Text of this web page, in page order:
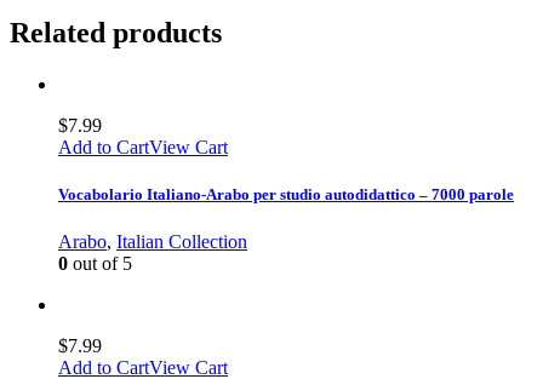
Related products
$7.99
Add to CartView Cart
Vocabolario Italiano-Arabo per studio autodidattico – 7000 parole
Arabo, Italian Collection
0 out of 5
$7.99
Add to CartView Cart